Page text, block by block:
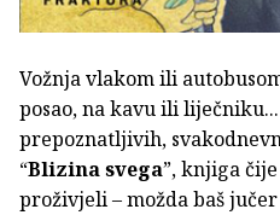
Vožnja vlakom ili
posao, na kavu ili
prepoznatljivih,
“Blizina svega”, knjiga
proživjeli – možda baš